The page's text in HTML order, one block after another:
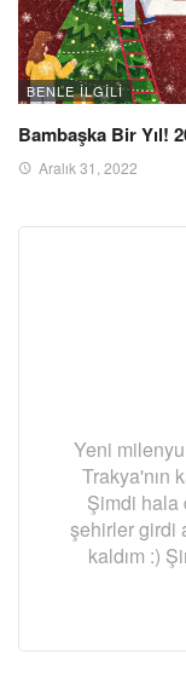
BENLE ILGILI
Bambaşka Bir Yıl!
Aralık 31, 2022
Yeni
Trakya'nın
Şimdi hala
şehirler girdi
kaldım :)